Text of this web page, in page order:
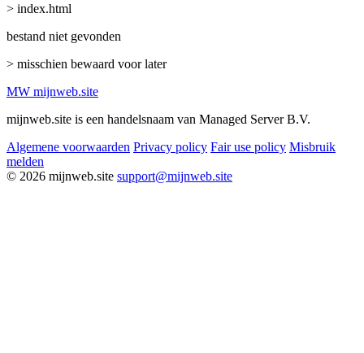
> index.html
bestand niet gevonden
> misschien bewaard voor later
MW mijnweb.site
mijnweb.site is een handelsnaam van Managed Server B.V.
Algemene voorwaarden Privacy policy Fair use policy Misbruik
melden
© 2026 mijnweb.site support@mijnweb.site